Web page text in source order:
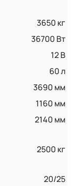
3650 кг
36700 Вт
12 B
60 л
3690 мм
1160 мм
2140 мм
2500 кг
20/25